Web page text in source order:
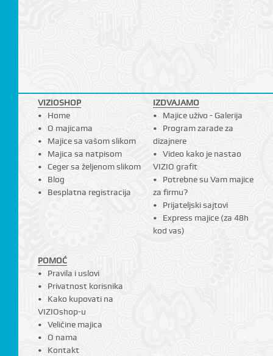
VIZIOSHOP
Home
O majicama
Majice sa vašom slikom
Majica sa natpisom
Ceger sa željenom slikom
Blog
Besplatna registracija
IZDVAJAMO
Majice uživo - Galerija
Program zarade za
dizajnere
Video kako je nastao
VIZIO grafit
Potrebne su Vam majice
za firmu?
Prijateljski sajtovi
Express majice (za 48h
kod vas)
POMOĆ
Pravila i uslovi
Privatnost korisnika
Kako kupovati na
VIZIOshop-u
Veličine majica
O nama
Kontakt